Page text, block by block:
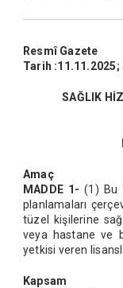
Resmî Gazete
Tarih :11.11.2025;
SAĞLIK
Amaç
MADDE 1- (1) Bu
planlamaları
tüzel kişilerine
veya hastane ve
yetkisi veren
Kapsam